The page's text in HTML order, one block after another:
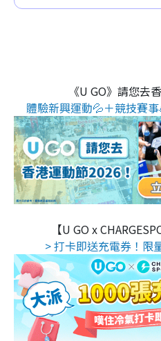
《U GO》請您去
體驗新興運動💦＋競技賽
【U GO x
> 打卡即送充電券！限